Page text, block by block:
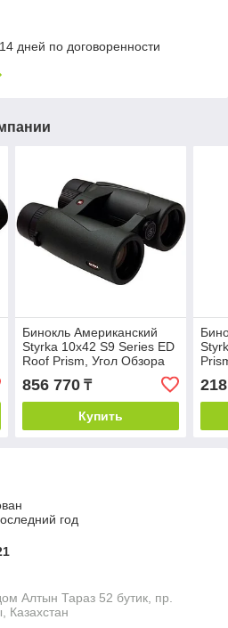
дней по договоренности
Бинокль Американский
Styrka 10x42 S9 Series ED
Roof Prism, Угол Обзора
6.5 Градусов, Черный
856 770₸
Купить
год
Алтын Тараз 52 бутик, пр.
Казахстан